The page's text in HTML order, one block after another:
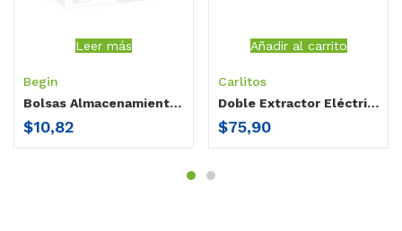
Leer más
Begin
Bolsas Almacenamiento Begin
$10,82
Añadir al carrito
Carlitos
Doble Extractor Eléctrico Carlitos
$75,90